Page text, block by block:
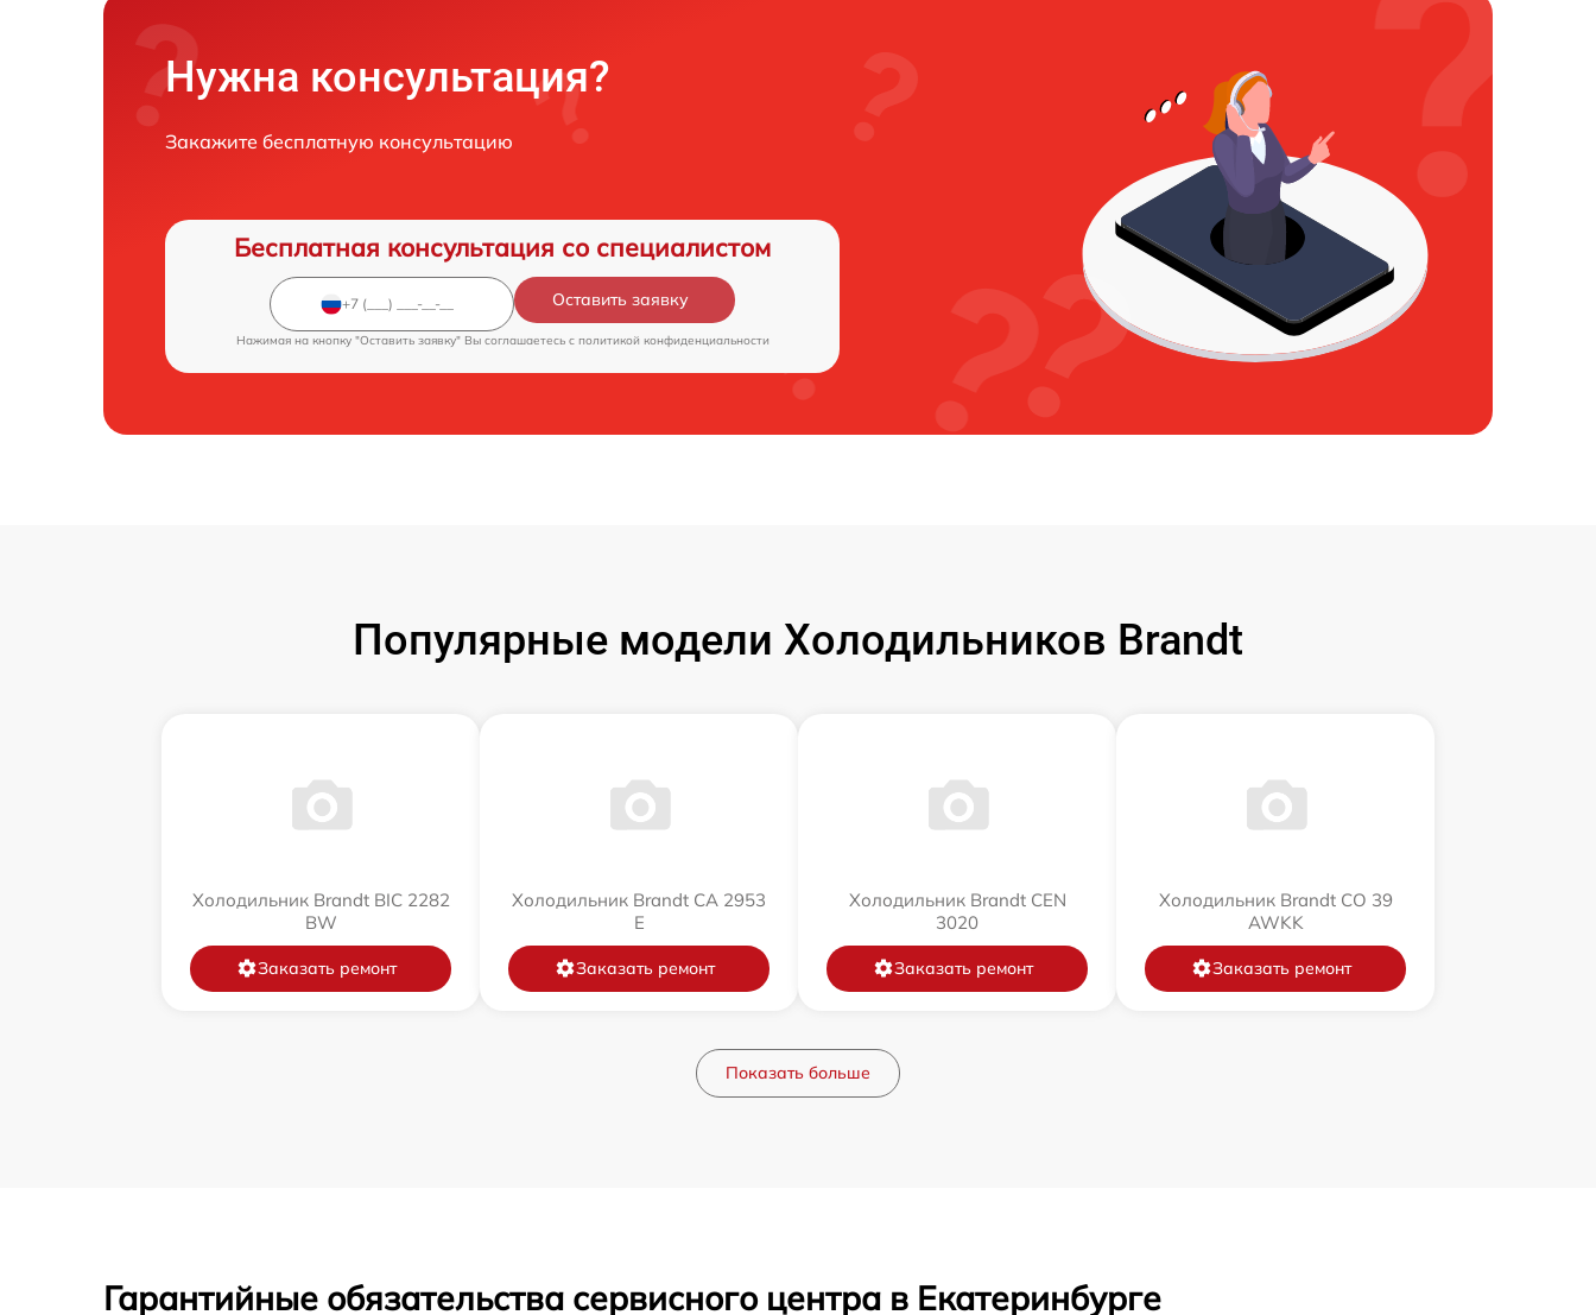
Нужна консультация?
Закажите бесплатную консультацию
Бесплатная консультация со специалистом
Оставить заявку
Нажимая на кнопку "Оставить заявку" Вы соглашаетесь c политикой конфиденциальности
Популярные модели Холодильников Brandt
Холодильник Brandt BIC 2282
BW
Заказать ремонт
Холодильник Brandt CA 2953
E
Заказать ремонт
Холодильник Brandt CEN
3020
Заказать ремонт
Холодильник Brandt CO 39
AWKK
Заказать ремонт
Показать больше
Гарантийные обязательства сервисного центра в Екатеринбурге